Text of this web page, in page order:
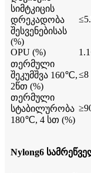
სიმტკიცის
დრეკადობა
შესვენებისას
(%)
OPU (%)
თერმული
შეკუმშვა 160℃,
2წთ (%)
≤8
თერმული
სტაბილურობა
180℃, 4 სთ (%)
Nylong6